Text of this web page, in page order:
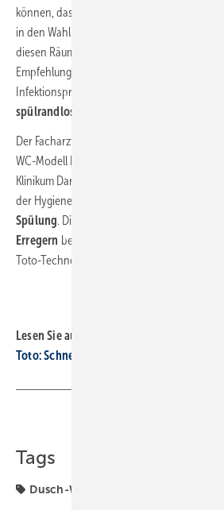
können, dass sie sich in einem Krankenhaus
in den Wahlleistungszimmern spiegelt sich
diesen Räumen entschied sich die
Empfehlungen der Kommission für
Infektionsprävention vom RKI (KRINKO) zu
spülrandlose WCs
Der Facharzt für Hygiene, Prof. Dr. Klaus
WC-Modell RP des japanischen Herstellers
Klinikum Darmstadt in 53 Patientenzimmern
der Hygienetechnologien, die das WC RP
Spülung. Die Verbreitung u.a. von
Erregern bezeichnet Prof. Dr. Zastrow bei
Toto-Technologie als „nahezu
Lesen Sie auch:
Toto: Schnell und einfach vom WC zum
Tags
Dusch-WC